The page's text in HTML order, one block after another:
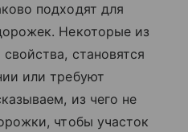
подходят для
Некоторые из
становятся
или требуют
из чего не
чтобы участок